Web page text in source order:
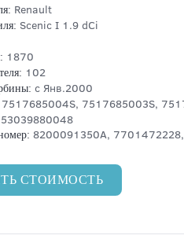
Renault
Scenic I 1.9 dCi
1870
102
с Янв.2000
7517685004S, 7517685003S,
8200091350A,
СТОИМОСТЬ